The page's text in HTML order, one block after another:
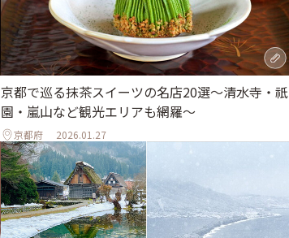
京都で巡る抹茶スイーツの名店20選～清水寺・祇
園・嵐山など観光エリアも網羅～
京都府 2026.01.27